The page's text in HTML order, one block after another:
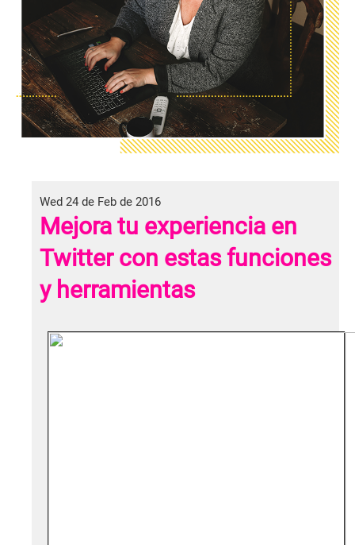
Wed 24 de Feb de 2016
Mejora tu experiencia en
Twitter con estas funciones
y herramientas